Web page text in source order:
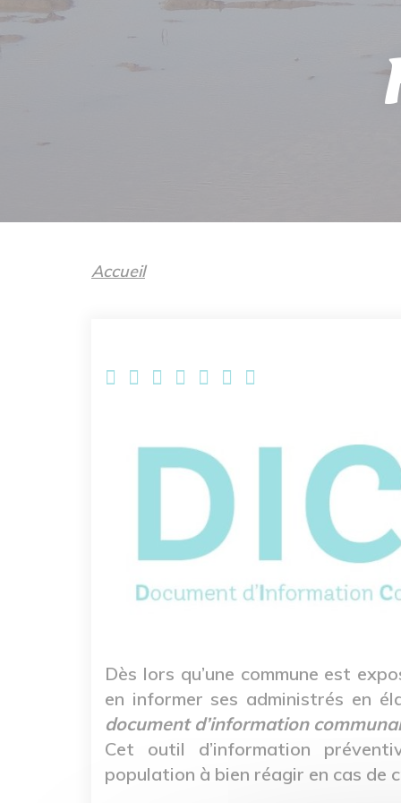
Accueil
Dès lors qu’une commune est
en informer ses administrés en
document d’information
Cet outil d’information
population à bien réagir en cas de